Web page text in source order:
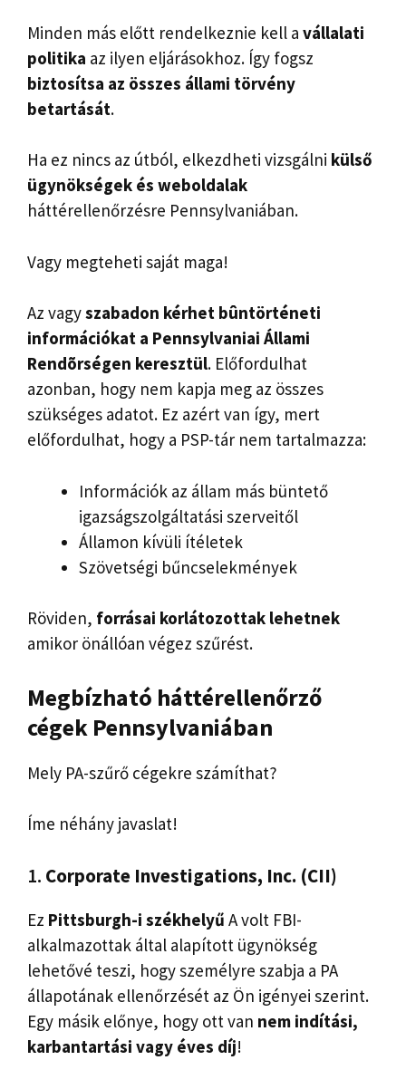
Minden más előtt rendelkeznie kell a vállalati
politika az ilyen eljárásokhoz. Így fogsz
biztosítsa az összes állami törvény
betartását.
Ha ez nincs az útból, elkezdheti vizsgálni külső
ügynökségek és weboldalak
háttérellenőrzésre Pennsylvaniában.
Vagy megteheti saját maga!
Az vagyszabadon kérhet bûntörténeti
információkat a Pennsylvaniai Állami
Rendõrségen keresztül. Előfordulhat
azonban, hogy nem kapja meg az összes
szükséges adatot. Ez azért van így, mert
előfordulhat, hogy a PSP-tár nem tartalmazza:
Információk az állam más büntető
igazságszolgáltatási szerveitől
Államon kívüli ítéletek
Szövetségi bűncselekmények
Röviden, forrásai korlátozottak lehetnek
amikor önállóan végez szűrést.
Megbízható háttérellenőrző
cégek Pennsylvaniában
Mely PA-szűrő cégekre számíthat?
Íme néhány javaslat!
1. Corporate Investigations, Inc. (CII)
Ez Pittsburgh-i székhelyű A volt FBI-
alkalmazottak által alapított ügynökség
lehetővé teszi, hogy személyre szabja a PA
állapotának ellenőrzését az Ön igényei szerint.
Egy másik előnye, hogy ott van nem indítási,
karbantartási vagy éves díj!